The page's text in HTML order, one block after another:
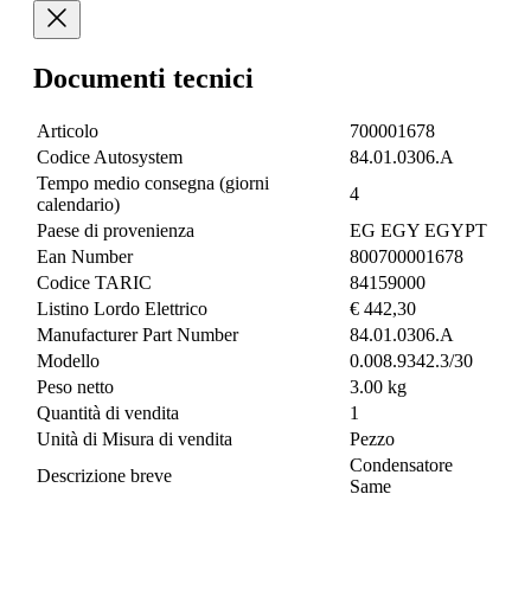
Documenti tecnici
Articolo
700001678
Codice Autosystem
84.01.0306.A
Tempo medio consegna (giorni
calendario)
4
Paese di provenienza
EG EGY EGYPT
Ean Number
800700001678
Codice TARIC
84159000
Listino Lordo Elettrico
€ 442,30
Manufacturer Part Number
84.01.0306.A
Modello
0.008.9342.3/30
Peso netto
3.00 kg
Quantità di vendita
1
Unità di Misura di vendita
Pezzo
Descrizione breve
Condensatore
Same